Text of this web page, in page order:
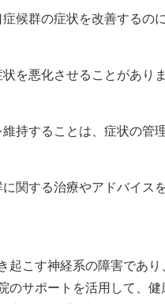
候群の症状を改善するの
を悪化させることがあり
持することは、症状の管
関する治療やアドバイス
起こす神経系の障害であ
サポートを活用して、